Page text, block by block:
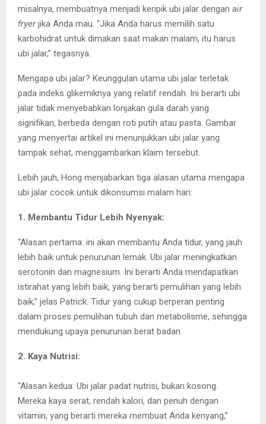
misalnya, membuatnya menjadi keripik ubi jalar dengan air
fryerjika Anda mau. “Jika Anda harus memilih satu
karbohidrat untuk dimakan saat makan malam, itu harus
ubi jalar,” tegasnya.
Mengapa ubi jalar? Keunggulan utama ubi jalar terletak
pada indeks glikemiknya yang relatif rendah. Ini berarti ubi
jalar tidak menyebabkan lonjakan gula darah yang
signifikan, berbeda dengan roti putih atau pasta. Gambar
yang menyertai artikel ini menunjukkan ubi jalar yang
tampak sehat, menggambarkan klaim tersebut.
Lebih jauh, Hong menjabarkan tiga alasan utama mengapa
ubi jalar cocok untuk dikonsumsi malam hari:
1. Membantu Tidur Lebih Nyenyak:
“Alasan pertama: ini akan membantu Anda tidur, yang jauh
lebih baik untuk penurunan lemak. Ubi jalar meningkatkan
serotonin dan magnesium. Ini berarti Anda mendapatkan
istirahat yang lebih baik, yang berarti pemulihan yang lebih
baik,” jelas Patrick. Tidur yang cukup berperan penting
dalam proses pemulihan tubuh dan metabolisme, sehingga
mendukung upaya penurunan berat badan.
2. Kaya Nutrisi:
“Alasan kedua: Ubi jalar padat nutrisi, bukan kosong.
Mereka kaya serat, rendah kalori, dan penuh dengan
vitamin, yang berarti mereka membuat Anda kenyang,”